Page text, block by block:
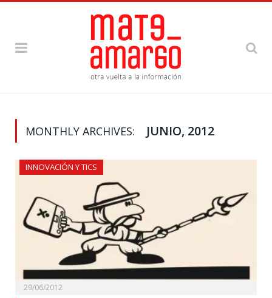
MONTHLY ARCHIVES: JUNIO, 2012
INNOVACIÓN Y TICS
29/06/2012